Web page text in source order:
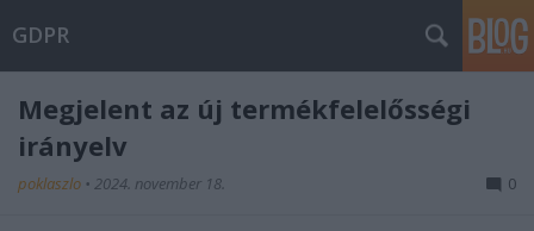
GDPR
Megjelent az új termékfelelősségi
irányelv
poklaszlo • 2024. november 18. 0